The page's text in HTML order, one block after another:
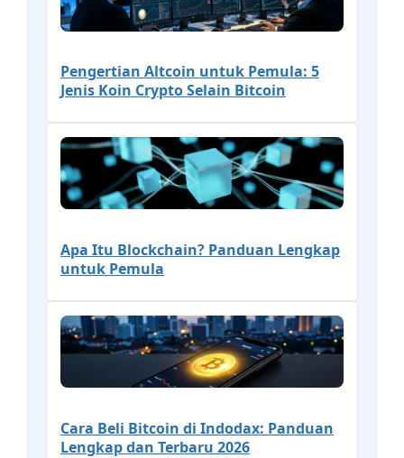
Pengertian Altcoin untuk Pemula: 5
Jenis Koin Crypto Selain Bitcoin
Apa Itu Blockchain? Panduan Lengkap
untuk Pemula
Cara Beli Bitcoin di Indodax: Panduan
Lengkap dan Terbaru 2026